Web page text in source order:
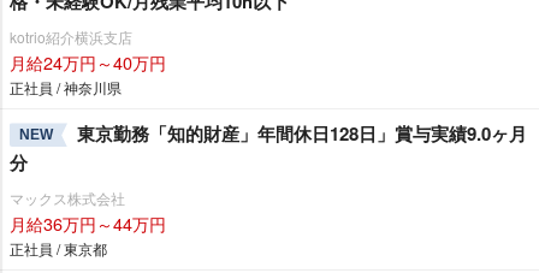
kotrio紹介横浜支店
月給24万円～40万円
正社員 / 神奈川県
NEW
東京勤務「知的財産」年間休日128日」賞与実績9.0ヶ月
分
マックス株式会社
月給36万円～44万円
正社員 / 東京都